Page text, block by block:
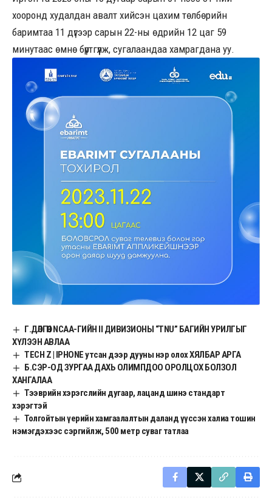
хооронд худалдан авалт хийсэн цахим төлбөрийн
баримтаа 11 дүгээр сарын 22-ны өдрийн 12 цаг 59
минутаас өмнө бүртгүүлж, сугалаандаа хамрагдана уу.
Г.ДӨЛГӨӨН NCAA-ГИЙН II ДИВИЗИОНЫ “TNU” БАГИЙН УРИЛГЫГ
ХҮЛЭЭН АВЛАА
TECH Z | IPHONE утсан дээр дууны нэр олох ХЯЛБАР АРГА
Б.СЭР-ОД ЗУРГАА ДАХЬ ОЛИМПДОО ОРОЛЦОХ БОЛЗОЛ
ХАНГАЛАА
Тээврийн хэрэгслийн дугаар, лацанд шинэ стандарт
хэрэгтэй
Толгойтын үерийн хамгаалалтын даланд үүссэн халиа тошин
нэмэгдэхээс сэргийлж, 500 метр суваг татлаа